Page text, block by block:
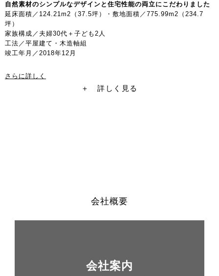
自然素材のシンプルなデザインと 住宅性能の両立にこだわりました
延床面積／124.21m2（37.5坪）・敷地面積／775.99m2（234.7
坪）
家族構成／夫婦30代＋子ども2人
工法／平屋建て・木造軸組
竣工年月／2018年12月
さらに詳しく
＋ 詳しく見る
会社概要
会社案内